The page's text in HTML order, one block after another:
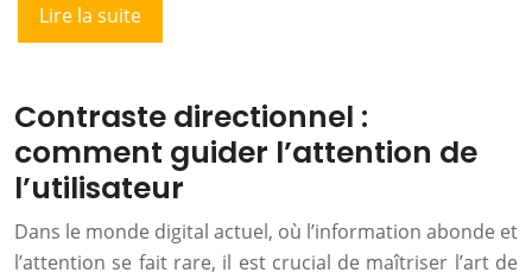
Lire la suite
Contraste directionnel :
comment guider l’attention de
l’utilisateur
Dans le monde digital actuel, où l’information abonde et
l’attention se fait rare, il est crucial de maîtriser l’art de